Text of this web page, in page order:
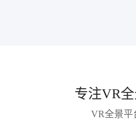
专注VR
VR全景平